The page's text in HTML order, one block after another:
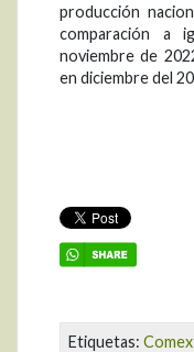
producción
comparación a
noviembre de
en diciembre del
Etiquetas: Comex